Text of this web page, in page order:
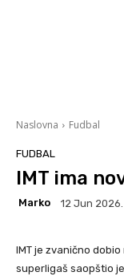
Naslovna Fudbal
FUDBAL
IMT ima
Marko 12 Jun 2026.
IMT je zvanično
superligaš saopštio